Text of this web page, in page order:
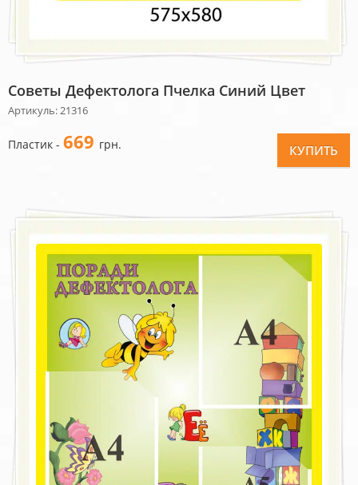
Советы Дефектолога Пчелка Синий Цвет
Артикуль: 21316
Пластик - 669 грн. КУПИТЬ